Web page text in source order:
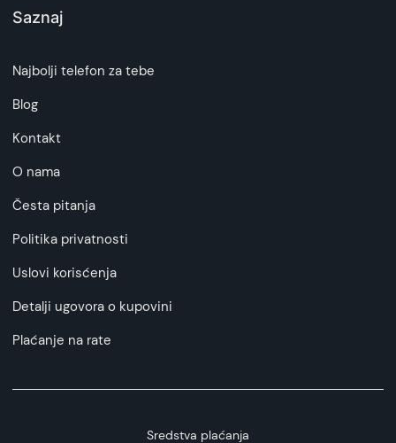
Saznaj
Najbolji telefon za tebe
Blog
Kontakt
O nama
Česta pitanja
Politika privatnosti
Uslovi korisćenja
Detalji ugovora o kupovini
Plaćanje na rate
Sredstva plaćanja